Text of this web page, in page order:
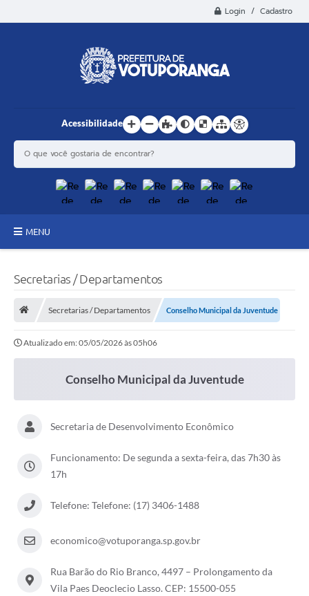
Login / Cadastro
Acessibilidade
MENU
Galeria de Fotos
SIC
Diário Oficial
Prestação de Contas
Conselhos Municipais
Concursos
Contas Públicas
Secretarias / Departamentos
Secretarias / Departamentos Conselho Municipal da Juventude
Atualizado em: 05/05/2026 às 05h06
Conselho Municipal da Juventude
Secretaria de Desenvolvimento Econômico
Funcionamento: De segunda a sexta-feira, das 7h30 às
17h
Telefone: Telefone: (17) 3406-1488
economico@votuporanga.sp.gov.br
Rua Barão do Rio Branco, 4497 – Prolongamento da
Vila Paes Deoclecio Lasso. CEP: 15500-055